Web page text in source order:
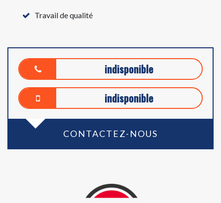
Travail de qualité
indisponible
indisponible
CONTACTEZ-NOUS